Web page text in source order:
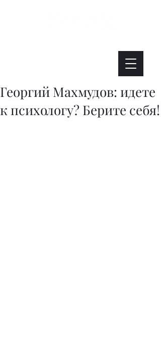
Георгий Махмудов: идете
к психологу? Берите себя!